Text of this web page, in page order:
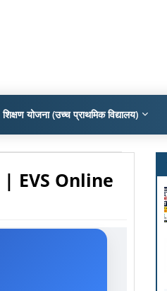
शिक्षण योजना (उच्च प्राथमिक विद्यालय)
| EVS Online